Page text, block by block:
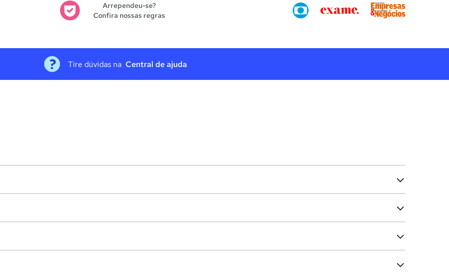
Arrependeu-se?
Confira nossas regras
Tire dúvidas na Central de ajuda